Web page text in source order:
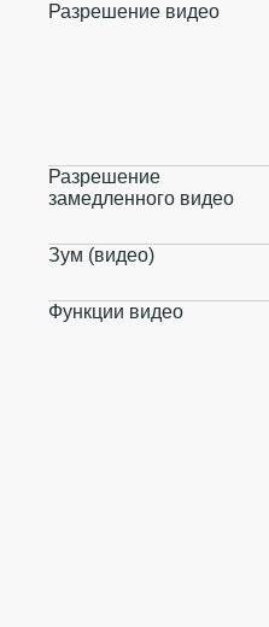
Разрешение видео
Разрешение
замедленного видео
Зум (видео)
Функции видео